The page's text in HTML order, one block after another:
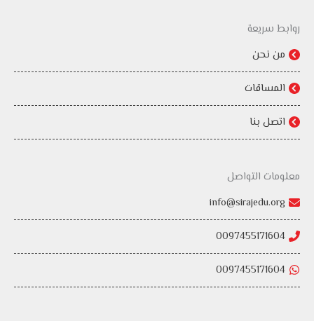
روابط سريعة
من نحن
المساقات
اتصل بنا
معلومات التواصل
info@sirajedu.org
0097455171604
0097455171604